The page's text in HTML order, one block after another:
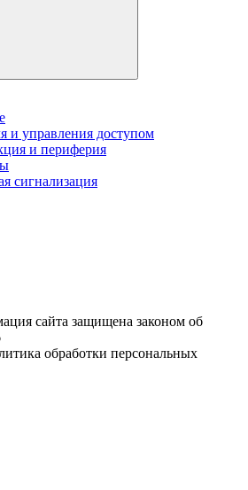
и управления доступом
и периферия
сигнализация
сайта защищена законом об
обработки персональных